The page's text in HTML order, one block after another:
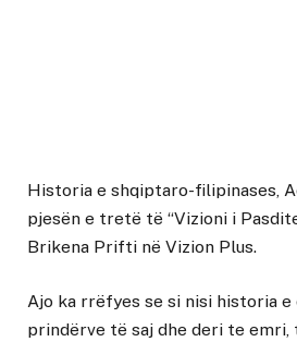
Historia e shqiptaro-filipinases,
pjesën e tretë të “Vizioni i
Brikena Prifti në Vizion Plus.
Ajo ka rrëfyes se si nisi historia e
prindërve të saj dhe deri te